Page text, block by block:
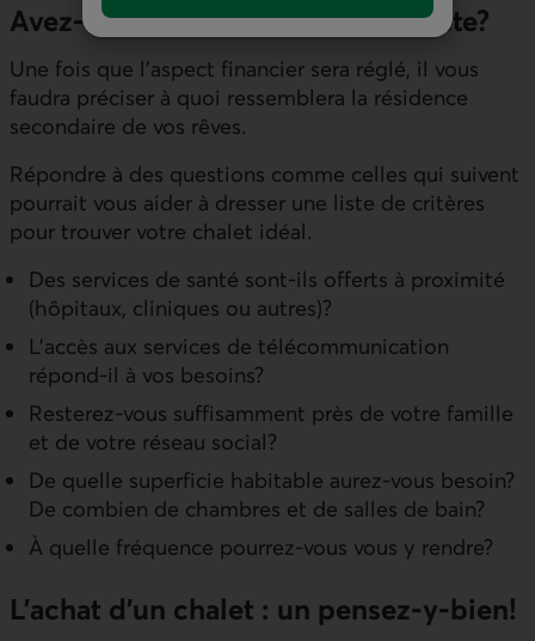
Avez-vous votre chalet idéal en tête?
Une fois que l’aspect financier sera réglé, il vous
faudra préciser à quoi ressemblera la résidence
secondaire de vos rêves.
Répondre à des questions comme celles qui suivent
pourrait vous aider à dresser une liste de critères
pour trouver votre chalet idéal.
Des services de santé sont-ils offerts à proximité
(hôpitaux, cliniques ou autres)?
L’accès aux services de télé­communication
répond-il à vos besoins?
Resterez-vous suffisamment près de votre famille
et de votre réseau social?
De quelle superficie habitable aurez-vous besoin?
De combien de chambres et de salles de bain?
À quelle fréquence pourrez-vous vous y rendre?
L’achat d’un chalet : un pensez-y-bien!